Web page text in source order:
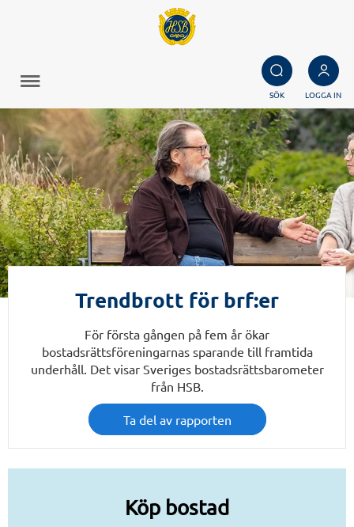
SÖK LOGGA IN
Trendbrott för brf:er
För första gången på fem år ökar
bostadsrättsföreningarnas sparande till framtida
underhåll. Det visar Sveriges bostadsrättsbarometer
från HSB.
Ta del av rapporten
Köp bostad